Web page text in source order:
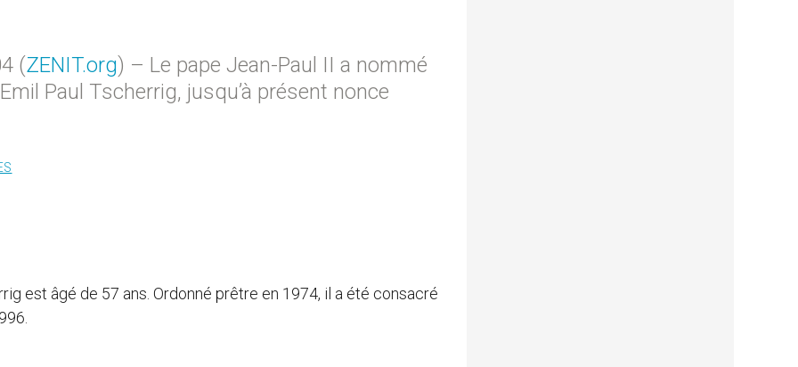
(ZENIT.org) – Le pape Jean-Paul II a nommé
Paul Tscherrig, jusqu’à présent nonce
est âgé de 57 ans. Ordonné prêtre en 1974, il a été consacré